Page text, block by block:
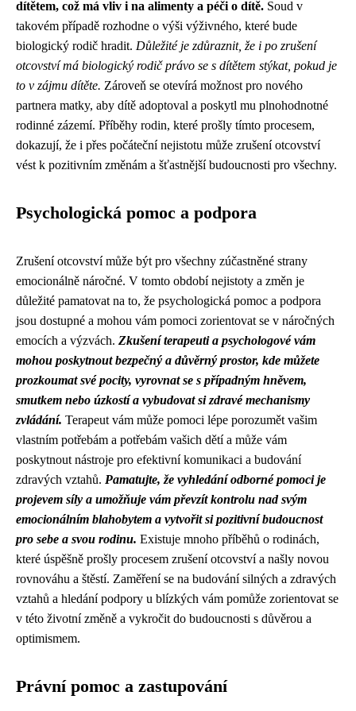
dítětem, což má vliv i na alimenty a péči o dítě. Soud v
takovém případě rozhodne o výši výživného, které bude
biologický rodič hradit. Důležité je zdůraznit, že i po zrušení
otcovství má biologický rodič právo se s dítětem stýkat, pokud je
to v zájmu dítěte. Zároveň se otevírá možnost pro nového
partnera matky, aby dítě adoptoval a poskytl mu plnohodnotné
rodinné zázemí. Příběhy rodin, které prošly tímto procesem,
dokazují, že i přes počáteční nejistotu může zrušení otcovství
vést k pozitivním změnám a šťastnější budoucnosti pro všechny.
Psychologická pomoc a podpora
Zrušení otcovství může být pro všechny zúčastněné strany
emocionálně náročné. V tomto období nejistoty a změn je
důležité pamatovat na to, že psychologická pomoc a podpora
jsou dostupné a mohou vám pomoci zorientovat se v náročných
emocích a výzvách. Zkušení terapeuti a psychologové vám
mohou poskytnout bezpečný a důvěrný prostor, kde můžete
prozkoumat své pocity, vyrovnat se s případným hněvem,
smutkem nebo úzkostí a vybudovat si zdravé mechanismy
zvládání. Terapeut vám může pomoci lépe porozumět vašim
vlastním potřebám a potřebám vašich dětí a může vám
poskytnout nástroje pro efektivní komunikaci a budování
zdravých vztahů. Pamatujte, že vyhledání odborné pomoci je
projevem síly a umožňuje vám převzít kontrolu nad svým
emocionálním blahobytem a vytvořit si pozitivní budoucnost
pro sebe a svou rodinu. Existuje mnoho příběhů o rodinách,
které úspěšně prošly procesem zrušení otcovství a našly novou
rovnováhu a štěstí. Zaměření se na budování silných a zdravých
vztahů a hledání podpory u blízkých vám pomůže zorientovat se
v této životní změně a vykročit do budoucnosti s důvěrou a
optimismem.
Právní pomoc a zastupování